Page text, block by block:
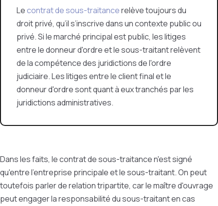
Lecontrat de sous-traitancerelève toujours du
droit privé, qu’il s’inscrive dans un contexte public ou
privé. Si le marché principal est public, les litiges
entre le donneur d'ordre et le sous-traitant relèvent
de la compétence des juridictions de l'ordre
judiciaire. Les litiges entre le client final et le
donneur d'ordre sont quant à eux tranchés par les
juridictions administratives.
Dans les faits, le contrat de sous-traitance n'est signé
qu'entre l'entreprise principale et le sous-traitant. On peut
toutefois parler de relation tripartite, car le maître d'ouvrage
peut engager la responsabilité du sous-traitant en cas